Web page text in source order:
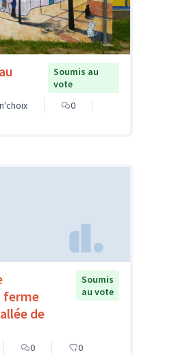
Soumis au
vote
0
ferme
de
Soumis
au vote
0 0